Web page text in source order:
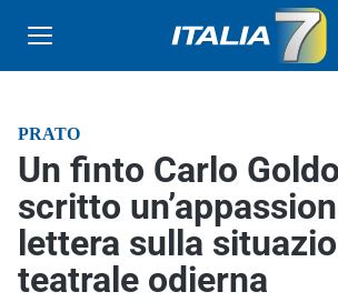
PRATO
Un finto Carlo
scritto
lettera sulla
teatrale odierna